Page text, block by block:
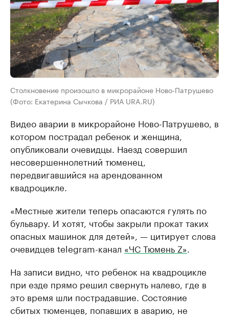
Столкновение произошло в микрорайоне Ново-Патрушево
(Фото: Екатерина Сычкова / РИА URA.RU)
Видео аварии в микрорайоне Ново-Патрушево, в
котором пострадал ребенок и женщина,
опубликовали очевидцы. Наезд совершил
несовершеннолетний тюменец,
передвигавшийся на арендованном
квадроцикле.
«Местные жители теперь опасаются гулять по
бульвару. И хотят, чтобы закрыли прокат таких
опасных машинок для детей», — цитирует слова
очевидцев telegram-канал «ЧС Тюмень Z».
На записи видно, что ребенок на квадроцикле
при езде прямо решил свернуть налево, где в
это время шли пострадавшие. Состояние
сбитых тюменцев, попавших в аварию, не